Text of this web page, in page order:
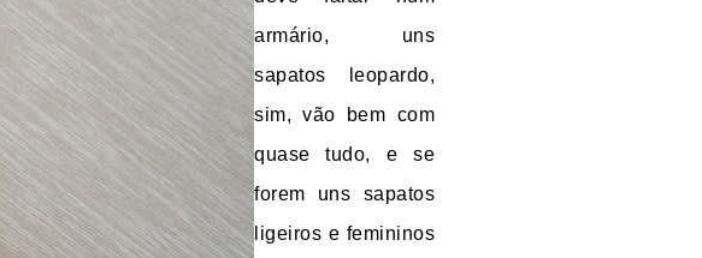
armário, uns
sapatos leopardo,
sim, vão bem com
quase tudo, e se
forem uns sapatos
ligeiros e femininos